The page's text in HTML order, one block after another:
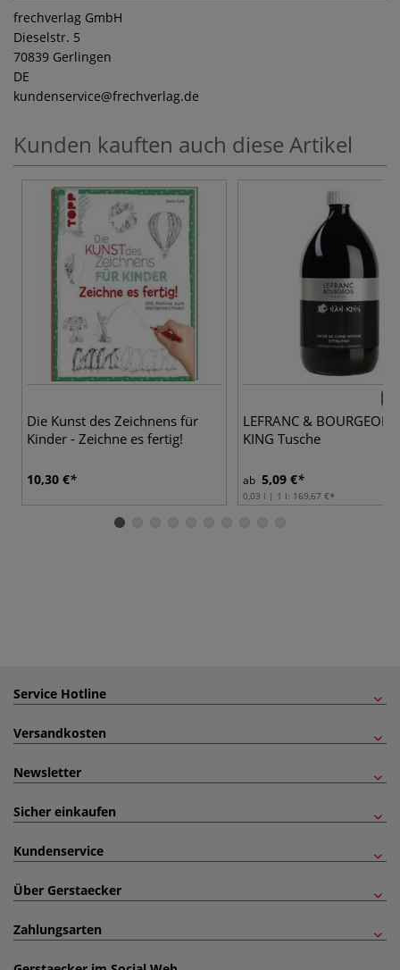
frechverlag GmbH
Dieselstr. 5
70839 Gerlingen
DE
kundenservice@frechverlag.de
Kunden kauften auch diese Artikel
Die Kunst des Zeichnens für
Kinder - Zeichne es fertig!
10,30 €
LEFRANC & BOURGEOIS
KING Tusche
ab 5,09 €
0,03 l | 1 l: 169,67 €
Service Hotline
Versandkosten
Newsletter
Sicher einkaufen
Kundenservice
Über Gerstaecker
Zahlungsarten